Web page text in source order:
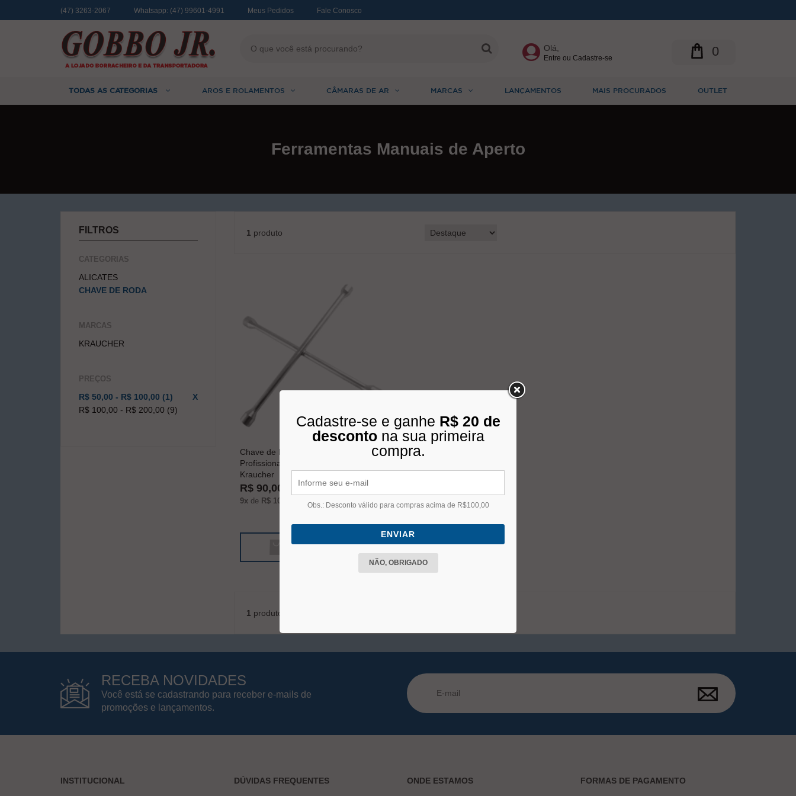
(47) 3263-2067 Whatsapp: (47) 99601-4991 Meus Pedidos Fale Conosco
Olá,
Entre ou Cadastre-se 0
TODAS AS CATEGORIAS AROS E ROLAMENTOS CÂMARAS DE AR MARCAS LANÇAMENTOS MAIS PROCURADOS OUTLET
Ferramentas Manuais de Aperto
FILTROS
CATEGORIAS
ALICATES
CHAVE DE RODA
MARCAS
KRAUCHER
PREÇOS
R$ 50,00 - R$ 100,00 (1)
X
R$ 100,00 - R$ 200,00 (9)
1 produto
Chave de Roda Cruz 4 Bocas
Profissional 17x23 / 19x21 V500-
Kraucher
R$ 90,00
9xde R$ 10,00 s/juros no cartão
COMPRAR
1 produto
RECEBA NOVIDADES
Você está se cadastrando para receber e-mails de
promoções e lançamentos.
INSTITUCIONAL DÚVIDAS FREQUENTES ONDE ESTAMOS FORMAS DE PAGAMENTO
Cadastre-se e ganhe R$ 20 de
descontona sua primeira
compra.
Obs.: Desconto válido para compras acima de R$100,00
ENVIAR
NÃO, OBRIGADO